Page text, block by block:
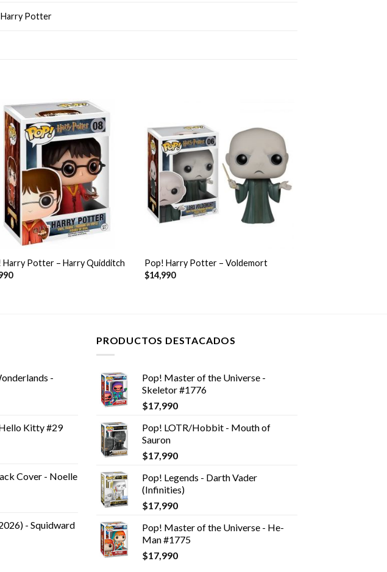
Harry Potter
Harry Potter – Harry Quidditch
Pop! Harry Potter – Voldemort
$14,990
-
Kitty #29
Cover - Noelle
- Squidward
PRODUCTOS DESTACADOS
Pop! Master of the Universe -
Skeletor #1776
$17,990
Pop! LOTR/Hobbit - Mouth of
Sauron
$17,990
Pop! Legends - Darth Vader
(Infinities)
$17,990
Pop! Master of the Universe - He-
Man #1775
$17,990